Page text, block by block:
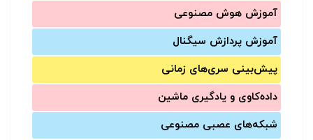
آموزش‌ هوش مصنوعی
آموزش‌ پردازش سیگنال
پیش‌‌بینی سری‌‌های زمانی
داده‌کاوی و یادگیری ماشین
شبکه‌های عصبی مصنوعی